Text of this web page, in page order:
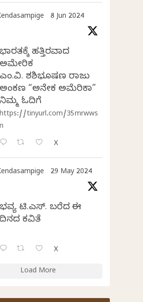
8 Jun 2024
ಭಾರತಕ್ಕೆ ಹತ್ತಿರವಾದ
ಅಮೇರಿಕ
ಎಂ.ವಿ. ಶಶಿಭೂಷಣ ರಾಜು
ಅಂಕಣ “ಅನೇಕ ಅಮೆರಿಕಾ”
ನಿಮ್ಮ ಓದಿಗೆ
https://tinyurl.com/35mrwws
n
X
29 May 2024
ಭವ್ಯ ಟಿ.ಎಸ್. ಬರೆದ ಈ
ದಿನದ ಕವಿತೆ
X
Load More